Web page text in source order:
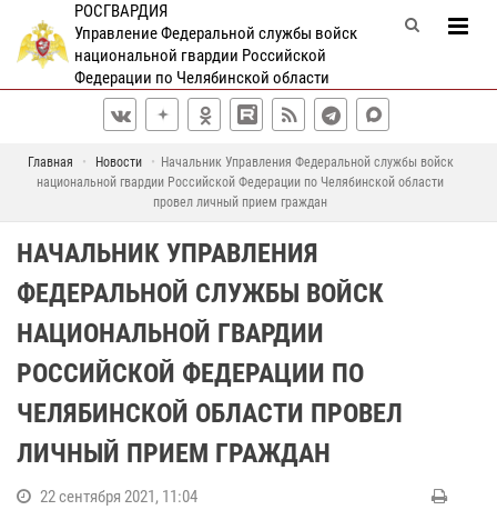
РОСГВАРДИЯ
Управление Федеральной службы войск
национальной гвардии Российской
Федерации по Челябинской области
Главная Новости
Начальник Управления Федеральной службы войск
национальной гвардии Российской Федерации по Челябинской области
провел личный прием граждан
НАЧАЛЬНИК УПРАВЛЕНИЯ
ФЕДЕРАЛЬНОЙ СЛУЖБЫ ВОЙСК
НАЦИОНАЛЬНОЙ ГВАРДИИ
РОССИЙСКОЙ ФЕДЕРАЦИИ ПО
ЧЕЛЯБИНСКОЙ ОБЛАСТИ ПРОВЕЛ
ЛИЧНЫЙ ПРИЕМ ГРАЖДАН
22 сентября 2021, 11:04